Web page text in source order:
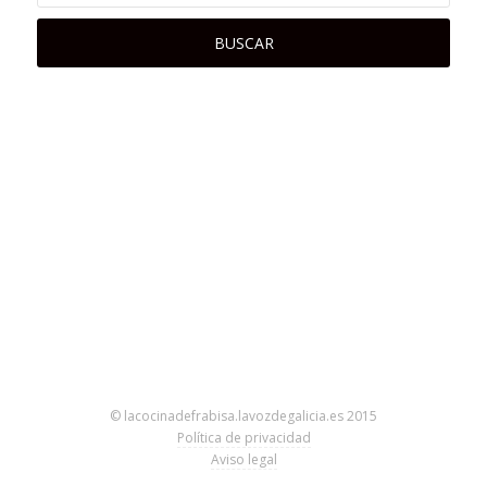
© lacocinadefrabisa.lavozdegalicia.es 2015
Política de privacidad
Aviso legal